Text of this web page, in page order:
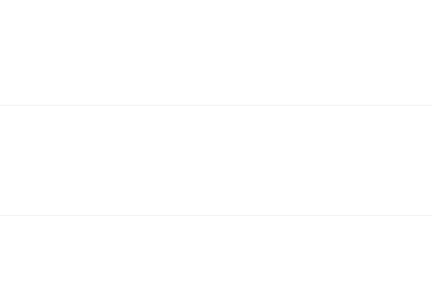
さ調整 スイベル VESA対応 ComfortView ビジネス向け
入 (x 1) (ケース販売)